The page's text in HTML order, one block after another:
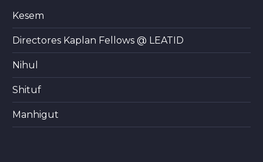
Kesem
Directores Kaplan Fellows @ LEATID
Nihul
Shituf
Manhigut